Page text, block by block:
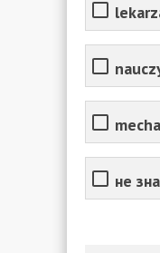
не